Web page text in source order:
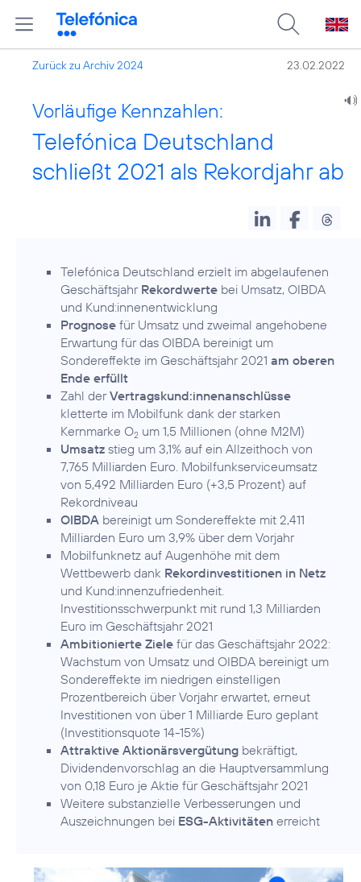
Zurück zu Archiv 2024 23.02.2022
Vorläufige Kennzahlen:
Telefónica Deutschland
schließt 2021 als Rekordjahr ab
Telefónica Deutschland erzielt im abgelaufenen
Geschäftsjahr Rekordwerte bei Umsatz, OIBDA
und Kund:innenentwicklung
Prognose für Umsatz und zweimal angehobene
Erwartung für das OIBDA bereinigt um
Sondereffekte im Geschäftsjahr 2021 am oberen
Ende erfüllt
Zahl derVertragskund:innenanschlüsse
kletterte im Mobilfunk dank der starken
Kernmarke O2 um 1,5 Millionen (ohne M2M)
Umsatz stieg um 3,1% auf ein Allzeithoch von
7,765 Milliarden Euro. Mobilfunkserviceumsatz
von 5,492 Milliarden Euro (+3,5 Prozent) auf
Rekordniveau
OIBDA bereinigt um Sondereffekte mit 2,411
Milliarden Euro um 3,9% über dem Vorjahr
Mobilfunknetz auf Augenhöhe mit dem
Wettbewerb dank Rekordinvestitionen in Netz
und Kund:innenzufriedenheit.
Investitionsschwerpunkt mit rund 1,3 Milliarden
Euro im Geschäftsjahr 2021
Ambitionierte Ziele für das Geschäftsjahr 2022:
Wachstum von Umsatz und OIBDA bereinigt um
Sondereffekte im niedrigen einstelligen
Prozentbereich über Vorjahr erwartet, erneut
Investitionen von über 1 Milliarde Euro geplant
(Investitionsquote 14-15%)
Attraktive Aktionärsvergütung bekräftigt,
Dividendenvorschlag an die Hauptversammlung
von 0,18 Euro je Aktie für Geschäftsjahr 2021
Weitere substanzielle Verbesserungen und
Auszeichnungen bei ESG-Aktivitäten erreicht